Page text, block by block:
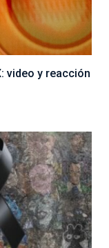
video y reacción